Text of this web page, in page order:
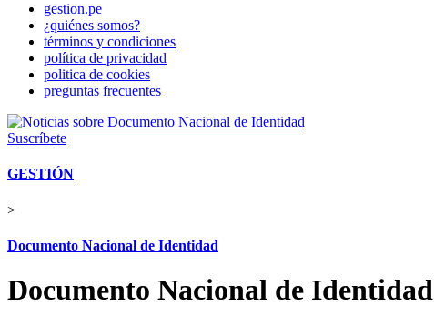
gestion.pe
¿quiénes somos?
términos y condiciones
política de privacidad
politica de cookies
preguntas frecuentes
Suscríbete
GESTIÓN
>
Documento Nacional de Identidad
Documento Nacional de Identidad